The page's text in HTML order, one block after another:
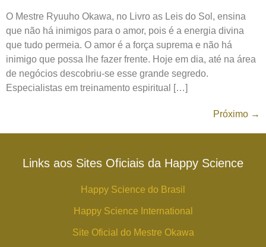
O Mestre Ryuuho Okawa, no Livro as Leis do Sol, ensina
que não há inimigos para o amor, pois é a energia divina
que tudo permeia. O amor é a força suprema e não há
inimigo que possa lhe fazer frente. Hoje em dia, até na área
de negócios descobriu-se esse grande segredo.
Especialistas em treinamento espiritual […]
Próximo →
Links aos Sites Oficiais da Happy Science
Happy Science do Brasil
Happy Science International
Site Oficial do Mestre Okawa